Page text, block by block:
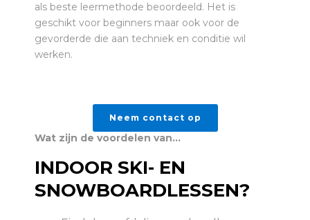
als beste leermethode beoordeeld. Het is
geschikt voor beginners maar ook voor de
gevorderde die aan techniek en conditie wil
werken.
Neem contact op
Wat zijn de voordelen van…
INDOOR SKI- EN
SNOWBOARDLESSEN?